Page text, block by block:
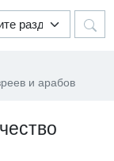
и арабов